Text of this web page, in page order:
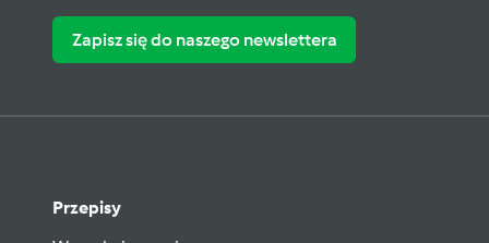
Zapisz się do naszego newslettera
Przepisy